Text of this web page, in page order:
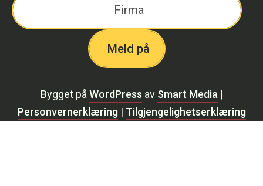
Bygget på WordPress av Smart Media |
Personvernerklæring| Tilgjengelighetserklæring